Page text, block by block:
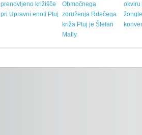
prenovljeno križišče
pri Upravni enoti Ptuj
Območnega
združenja Rdečega
križa Ptuj je Štefan
Mally
okviru